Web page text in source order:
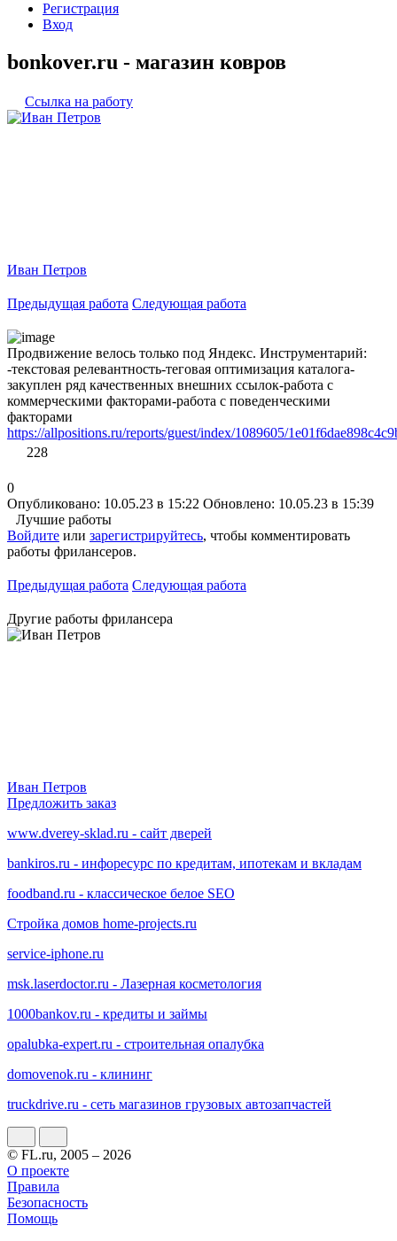
Регистрация
Вход
bonkover.ru - магазин ковров
Ссылка на работу
Иван Петров
Предыдущая работа Следующая работа
Продвижение велось только под Яндекс. Инструментарий:
-текстовая релевантность-теговая оптимизация каталога-
закуплен ряд качественных внешних ссылок-работа с
коммерческими факторами-работа с поведенческими
факторами
https://allpositions.ru/reports/guest/index/1089605/
228
0
Опубликовано: 10.05.23 в 15:22 Обновлено: 10.05.23 в 15:39
Лучшие работы
Войдите или зарегистрируйтесь, чтобы комментировать
работы фрилансеров.
Предыдущая работа Следующая работа
Другие работы фрилансера
Иван Петров
Предложить заказ
www.dverey-sklad.ru - сайт дверей
bankiros.ru - инфоресурс по кредитам, ипотекам и вкладам
foodband.ru - классическое белое SEO
Стройка домов home-projects.ru
service-iphone.ru
msk.laserdoctor.ru - Лазерная косметология
1000bankov.ru - кредиты и займы
opalubka-expert.ru - строительная опалубка
domovenok.ru - клининг
truckdrive.ru - сеть магазинов грузовых автозапчастей
© FL.ru, 2005 – 2026
О проекте
Правила
Безопасность
Помощь